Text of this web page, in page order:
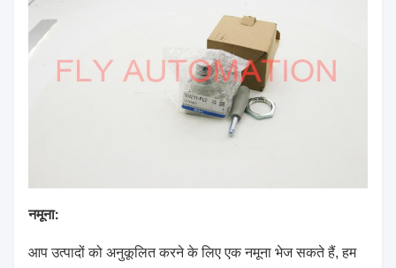
नमूना:
आप उत्पादों को अनुकूलित करने के लिए एक नमूना भेज सकते हैं, हम